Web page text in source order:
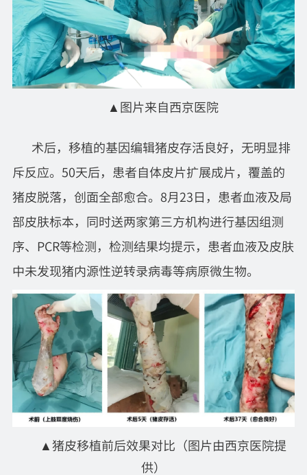
▲图片来自西京医院
术后，移植的基因编辑猪皮存活良好，无明显排
斥反应。50天后，患者自体皮片扩展成片，覆盖的
猪皮脱落，创面全部愈合。8月23日，患者血液及局
部皮肤标本，同时送两家第三方机构进行基因组测
序、PCR等检测，检测结果均提示，患者血液及皮肤
中未发现猪内源性逆转录病毒等病原微生物。
▲猪皮移植前后效果对比（图片由西京医院提
供）